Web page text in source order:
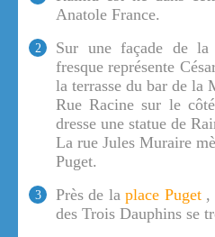
Anatole France.
2
Sur une façade de
fresque représente
la terrasse du bar de la
Rue Racine sur le
dresse une statue de
La rue Jules Muraire
Puget.
3 Près de laplace Puget,
des Trois Dauphins se